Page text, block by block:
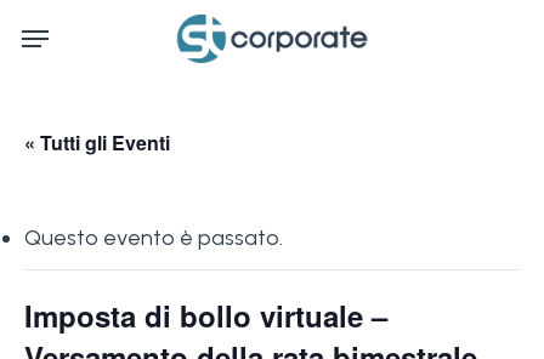
Menu
« Tutti gli Eventi
Questo evento è passato.
Imposta di bollo virtuale –